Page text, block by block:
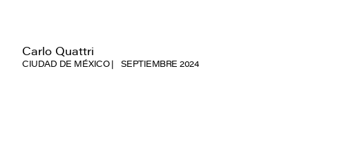
Carlo Quattri
CIUDAD DE MÉXICO SEPTIEMBRE 2024